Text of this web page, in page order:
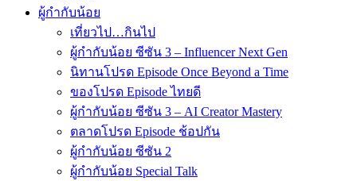
ผู้กำกับน้อย
เที่ยวไป…กินไป
ผู้กำกับน้อย ซีซัน 3 – Influencer Next Gen
นิทานโปรด Episode Once Beyond a Time
ของโปรด Episode ไทยดี
ผู้กำกับน้อย ซีซัน 3 – AI Creator Mastery
ตลาดโปรด Episode ช้อปกัน
ผู้กำกับน้อย ซีซัน 2
ผู้กำกับน้อย Special Talk